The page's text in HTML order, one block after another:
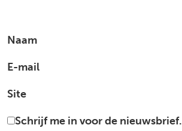
Naam
E-mail
Site
Schrijf me in voor de nieuwsbrief.